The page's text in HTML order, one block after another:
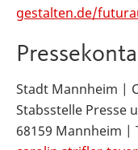
gestalten.de/
Stadt Mannheim |
Stabsstelle Presse
68159 Mannheim |